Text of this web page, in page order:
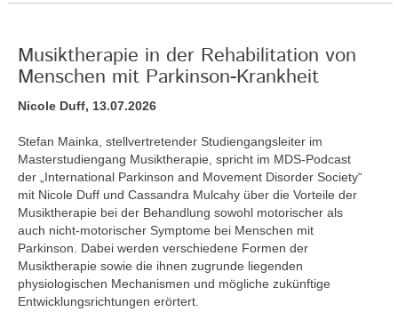
Musiktherapie in der Rehabilitation von
Menschen mit Parkinson-Krankheit
Nicole Duff, 13.07.2026
Stefan Mainka, stellvertretender Studiengangsleiter im
Masterstudiengang Musiktherapie, spricht im MDS-Podcast
der „International Parkinson and Movement Disorder Society“
mit Nicole Duff und Cassandra Mulcahy über die Vorteile der
Musiktherapie bei der Behandlung sowohl motorischer als
auch nicht-motorischer Symptome bei Menschen mit
Parkinson. Dabei werden verschiedene Formen der
Musiktherapie sowie die ihnen zugrunde liegenden
physiologischen Mechanismen und mögliche zukünftige
Entwicklungsrichtungen erörtert.